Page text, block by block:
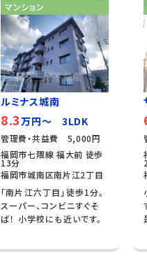
マンション
ルミナス城南
8.3万円～ 3LDK
管理費・共益費 5,000円
福岡市七隈線 福大前 徒歩
13分
福岡市城南区南片江2丁目
「南片江六丁目」徒歩1分。
スーパー、コンビニすぐそ
ば！ 小学校にも近いです。